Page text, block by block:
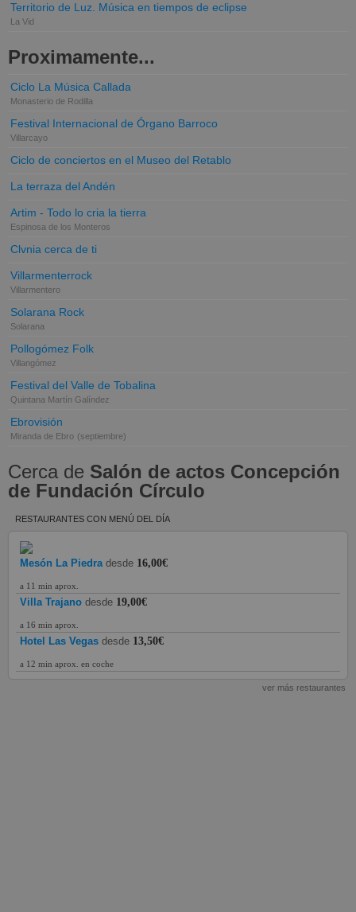
Territorio de Luz. Música en tiempos de eclipse
La Vid
Proximamente...
Ciclo La Música Callada
Monasterio de Rodilla
Festival Internacional de Órgano Barroco
Villarcayo
Ciclo de conciertos en el Museo del Retablo
La terraza del Andén
Artim - Todo lo cria la tierra
Espinosa de los Monteros
Clvnia cerca de ti
Villarmenterrock
Villarmentero
Solarana Rock
Solarana
Pollogómez Folk
Villangómez
Festival del Valle de Tobalina
Quintana Martín Galíndez
Ebrovisión
Miranda de Ebro (septiembre)
Cerca de Salón de actos Concepción
de Fundación Círculo
RESTAURANTES CON MENÚ DEL DÍA
Mesón La Piedra desde 16,00€
a 11 min aprox.
Villa Trajano desde 19,00€
a 16 min aprox.
Hotel Las Vegas desde 13,50€
a 12 min aprox. en coche
ver más restaurantes